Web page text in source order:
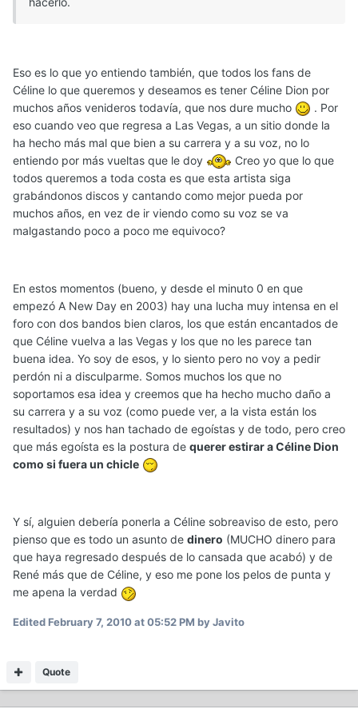
Eso es lo que yo entiendo también, que todos los fans de
Céline lo que queremos y deseamos es tener Céline Dion por
muchos años venideros todavía, que nos dure mucho
. Por
eso cuando veo que regresa a Las Vegas, a un sitio donde la
ha hecho más mal que bien a su carrera y a su voz, no lo
entiendo por más vueltas que le doy
Creo yo que lo que
todos queremos a toda costa es que esta artista siga
grabándonos discos y cantando como mejor pueda por
muchos años, en vez de ir viendo como su voz se va
malgastando poco a poco me equivoco?
En estos momentos (bueno, y desde el minuto 0 en que
empezó A New Day en 2003) hay una lucha muy intensa en el
foro con dos bandos bien claros, los que están encantados de
que Céline vuelva a las Vegas y los que no les parece tan
buena idea. Yo soy de esos, y lo siento pero no voy a pedir
perdón ni a disculparme. Somos muchos los que no
soportamos esa idea y creemos que ha hecho mucho daño a
su carrera y a su voz (como puede ver, a la vista están los
resultados) y nos han tachado de egoístas y de todo, pero creo
que más egoísta es la postura de querer estirar a Céline Dion
como si fuera un chicle
Y sí, alguien debería ponerla a Céline sobreaviso de esto, pero
pienso que es todo un asunto de dinero (MUCHO dinero para
que haya regresado después de lo cansada que acabó) y de
René más que de Céline, y eso me pone los pelos de punta y
me apena la verdad
EditedFebruary 7, 2010 at 05:52 PM by Javito
Quote